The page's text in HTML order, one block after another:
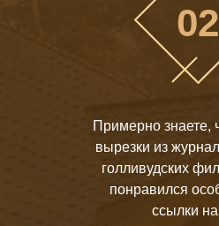
Примерно знаете,
вырезки из
голливудских
понравился
ссылки
02